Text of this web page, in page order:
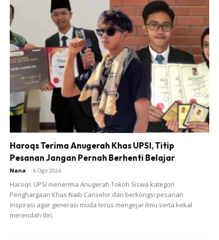
Setengah perempuan, depa takut. Depa risau sakit. .
Ads
Lojiknya : nak sakit dua minit ka, nak sakit berbulan bulan
dan bertahun tahun??? .
Haroqs Terima Anugerah Khas UPSI, Titip
Pesanan Jangan Pernah Berhenti Belajar
Nana - 6 Ogo 2026
Haroqs UPSI menerima Anugerah Tokoh Siswa kategori
Penghargaan Khas Naib Canselor dan berkongsi pesanan
inspirasi agar generasi muda terus mengejar ilmu serta kekal
merendah diri.